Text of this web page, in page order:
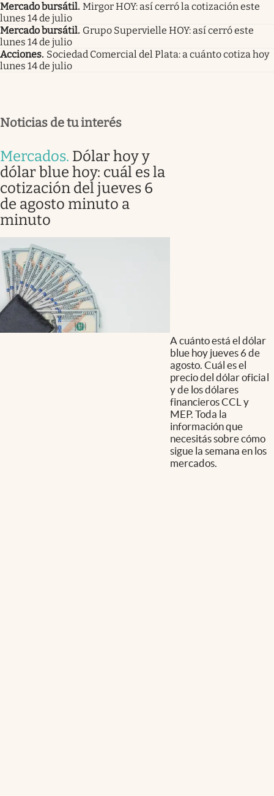
Mercado bursátil. Mirgor HOY: así cerró la cotización este
lunes 14 de julio
Mercado bursátil. Grupo Supervielle HOY: así cerró este
lunes 14 de julio
Acciones. Sociedad Comercial del Plata: a cuánto cotiza hoy
lunes 14 de julio
Noticias de tu interés
Mercados. Dólar hoy y
dólar blue hoy: cuál es la
cotización del jueves 6
de agosto minuto a
minuto
A cuánto está el dólar
blue hoy jueves 6 de
agosto. Cuál es el
precio del dólar oficial
y de los dólares
financieros CCL y
MEP. Toda la
información que
necesitás sobre cómo
sigue la semana en los
mercados.